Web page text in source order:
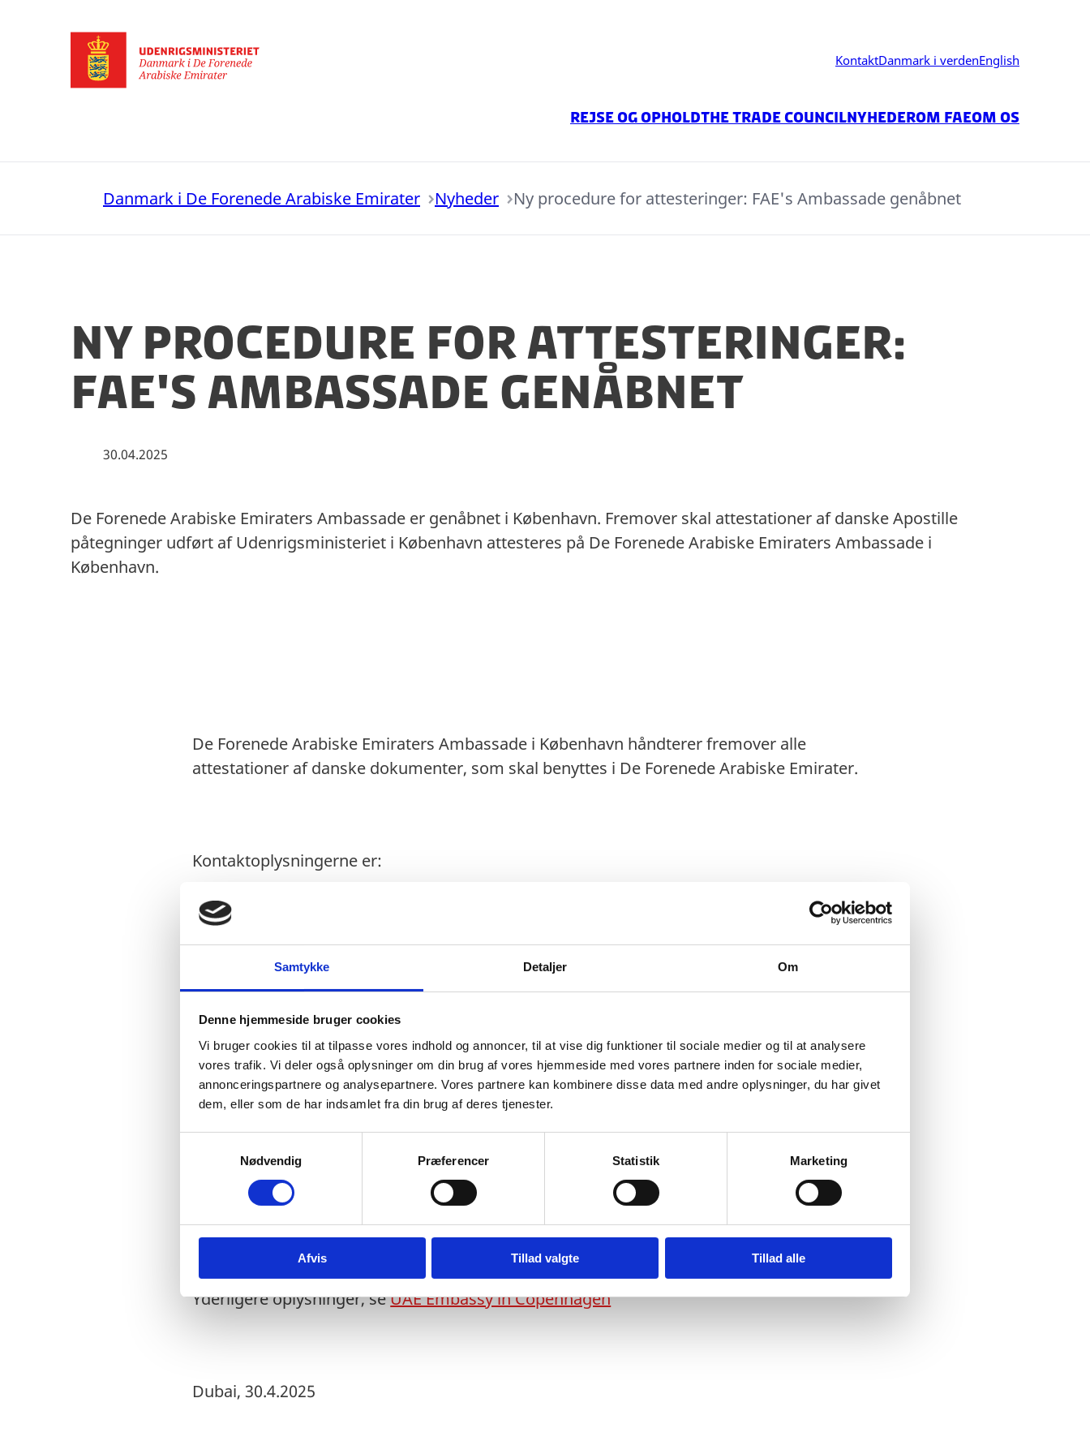
Samtykke Detaljer Om
Denne hjemmeside bruger cookies
Vi bruger cookies til at tilpasse vores indhold og annoncer, til at vise dig funktioner til sociale medier og til at analysere
vores trafik. Vi deler også oplysninger om din brug af vores hjemmeside med vores partnere inden for sociale medier,
annonceringspartnere og analysepartnere. Vores partnere kan kombinere disse data med andre oplysninger, du har givet
dem, eller som de har indsamlet fra din brug af deres tjenester.
v
Nødvendig Præferencer Statistik Marketing
Afvis Tillad valgte Tillad alle
KontaktDanmark i verdenEnglish
Rejse og opholdThe trade councilNyhederOm FAEOm os
Danmark i De Forenede Arabiske Emirater Nyheder Ny procedure for attesteringer: FAE's Ambassade genåbnet
Ny procedure for attesteringer:
FAE's Ambassade genåbnet
30.04.2025
De Forenede Arabiske Emiraters Ambassade er genåbnet i København. Fremover skal attestationer af danske Apostille
påtegninger udført af Udenrigsministeriet i København attesteres på De Forenede Arabiske Emiraters Ambassade i
København.
De Forenede Arabiske Emiraters Ambassade i København håndterer fremover alle
attestationer af danske dokumenter, som skal benyttes i De Forenede Arabiske Emirater.
Kontaktoplysningerne er:
Forenede Arabiske Emiraters Ambassade i København
Kontortid, konsulære sektion: Man-Fre 10:00–14:30
Telefon +45 7144 6031
E-mail:copenhagenEMB@mofaic.gov.ae
Yderligere oplysninger, seUAE Embassy in Copenhagen
Dubai, 30.4.2025